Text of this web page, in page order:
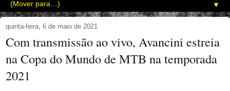
▼
quinta-feira, 6 de maio de 2021
Com transmissão ao vivo, Avancini estreia
na Copa do Mundo de MTB na temporada
2021